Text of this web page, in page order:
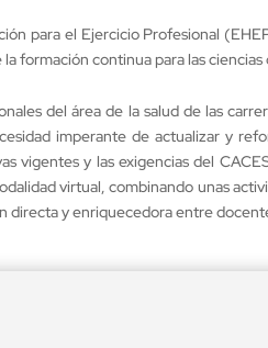
para el Ejercicio Profesional
formación continua para las ciencias
del área de la salud de las
imperante de actualizar y
vigentes y las exigencias del
virtual, combinando unas
y enriquecedora entre